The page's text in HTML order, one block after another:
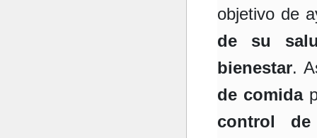
objetivo de
de su
bienestar.
de comida
control